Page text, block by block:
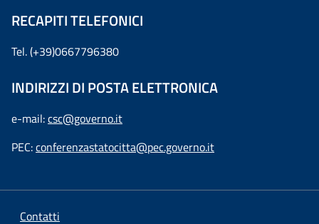
RECAPITI TELEFONICI
Tel. (+39)0667796380
INDIRIZZI DI POSTA ELETTRONICA
e-mail:csc@governo.it
PEC:conferenzastatocitta@pec.governo.it
Contatti